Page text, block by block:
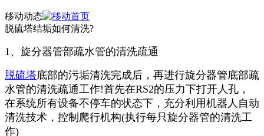
移动动态
脱硫塔结垢如何清洗?
1、旋分器管部疏水管的清洗疏通
脱硫塔底部的污垢清洗完成后，再进行旋分器管底部疏
水管的清洗疏通工作!首先在RS2的压力下打开人孔，
在系统所有设备不停车的状态下，充分利用机器人自动
清洗技术，控制爬行机构(执行每只旋分器管的清洗工
作)